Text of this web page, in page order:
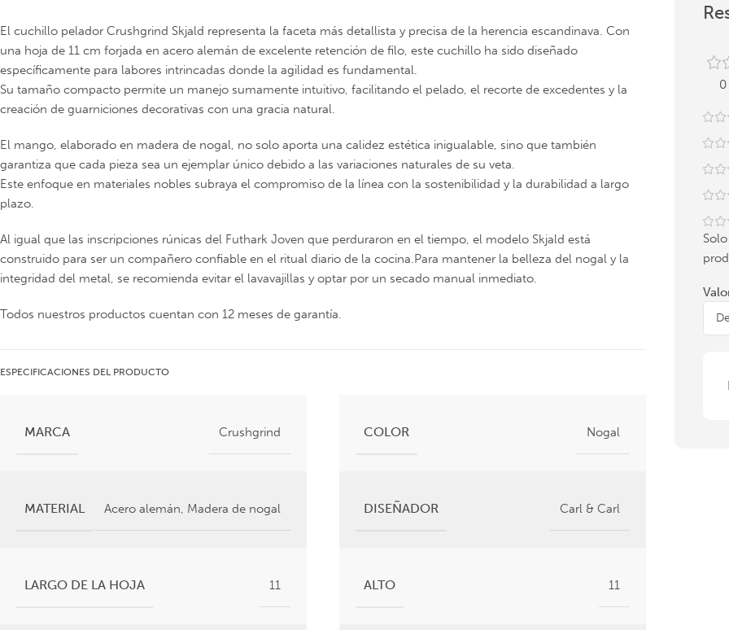
El cuchillo pelador Crushgrind Skjald representa la faceta más detallista y precisa de la herencia escandinava. Con
una hoja de 11 cm forjada en acero alemán de excelente retención de filo, este cuchillo ha sido diseñado
específicamente para labores intrincadas donde la agilidad es fundamental.
Su tamaño compacto permite un manejo sumamente intuitivo, facilitando el pelado, el recorte de excedentes y la
creación de guarniciones decorativas con una gracia natural.
El mango, elaborado en madera de nogal, no solo aporta una calidez estética inigualable, sino que también
garantiza que cada pieza sea un ejemplar único debido a las variaciones naturales de su veta.
Este enfoque en materiales nobles subraya el compromiso de la línea con la sostenibilidad y la durabilidad a largo
plazo.
Al igual que las inscripciones rúnicas del Futhark Joven que perduraron en el tiempo, el modelo Skjald está
construido para ser un compañero confiable en el ritual diario de la cocina.Para mantener la belleza del nogal y la
integridad del metal, se recomienda evitar el lavavajillas y optar por un secado manual inmediato.
Todos nuestros productos cuentan con 12 meses de garantía.
ESPECIFICACIONES DEL PRODUCTO
MARCA Crushgrind COLOR Nogal
MATERIAL Acero alemán, Madera de nogal DISEÑADOR Carl & Carl
LARGO DE LA HOJA 11 ALTO 11
0